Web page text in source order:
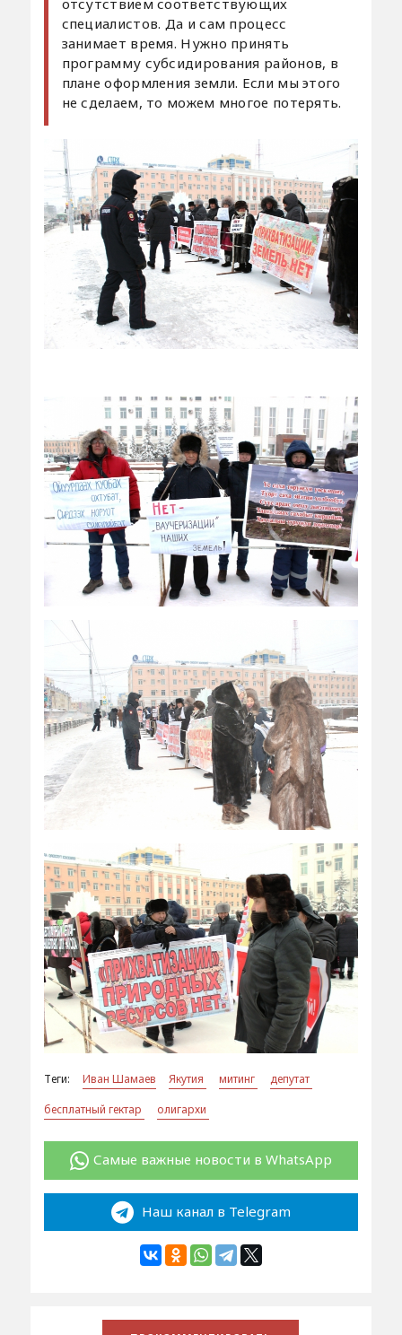
отсутствием соответствующих
специалистов. Да и сам процесс
занимает время. Нужно принять
программу субсидирования районов, в
плане оформления земли. Если мы этого
не сделаем, то можем многое потерять.
Теги: Иван Шамаев Якутия митинг
депутат
бесплатный гектар
олигархи
Самые важные новости в WhatsApp
Наш канал в Telegram